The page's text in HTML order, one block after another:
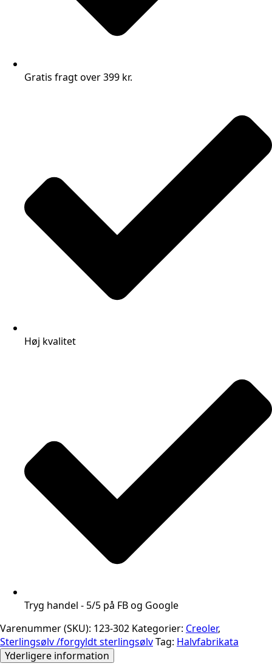
Gratis fragt over 399 kr.
Høj kvalitet
Tryg handel - 5/5 på FB og Google
Varenummer (SKU): 123-302 Kategorier: Creoler,
Sterlingsølv /forgyldt sterlingsølvTag: Halvfabrikata
Yderligere information